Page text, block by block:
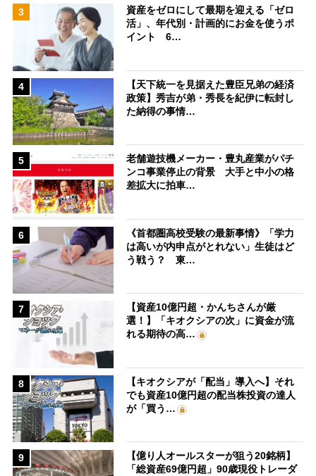
3
資産をゼロにして最期を迎える「ゼロ
活」、年代別・計画的にお金を使うポ
イント 6…
4
【天下統一を見据えた豊臣兄弟の経済
政策】秀吉が弟・秀長を紀伊に転封し
た納得の事情…
5
老舗遊技機メーカー・豊丸産業がパチ
ンコ事業停止の背景 大手と中小の格
差拡大に拍車…
6
《首都圏高校受験の最新事情》「学力
は高いが内申点がとれない」生徒はど
う戦う？ 東…
7
【資産10億円超・かんちさんが厳
選！】「キオクシアの次」に資金が流
れる期待の高…
8
【キオクシアが「配当」導入へ】それ
でも資産10億円超の配当株投資の達人
が「買う…
9
【億り人オールスターが狙う20銘柄】
「総資産69億円超」90歳現役トレーダ